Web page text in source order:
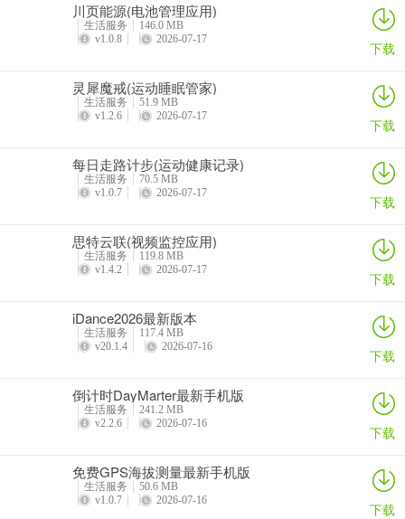
川页能源(电池管理应用)
生活服务
146.0 MB
v1.0.8
2026-07-17 下载
灵犀魔戒(运动睡眠管家)
生活服务
51.9 MB
v1.2.6
2026-07-17 下载
每日走路计步(运动健康记录)
生活服务
70.5 MB
v1.0.7
2026-07-17 下载
思特云联(视频监控应用)
生活服务
119.8 MB
v1.4.2
2026-07-17 下载
iDance2026最新版本
生活服务
117.4 MB
v20.1.4
2026-07-16 下载
倒计时DayMarter最新手机版
生活服务
241.2 MB
v2.2.6
2026-07-16 下载
免费GPS海拔测量最新手机版
生活服务
50.6 MB
v1.0.7
2026-07-16 下载